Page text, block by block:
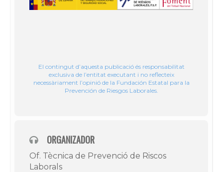
El contingut d’aquesta publicació és responsabilitat
exclusiva de l’entitat executant i no reflecteix
necessàriament l’opinió de la Fundación Estatal para la
Prevención de Riesgos Laborales.
ORGANIZADOR
Of. Tècnica de Prevenció de Riscos
Laborals